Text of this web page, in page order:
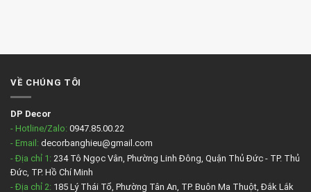
VỀ CHÚNG TÔI
DP Decor
- Hotline/Zalo: 0947.85.00.22
- Email: decorbanghieu@gmail.com
- Địa chỉ 1: 234 Tô Ngọc Vân, Phường Linh Đông, Quận Thủ Đức - TP. Thủ
Đức, TP. Hồ Chí Minh
- Địa chỉ 2: 185 Lý Thái Tổ, Phường Tân An, TP. Buôn Ma Thuột, Đắk Lắk